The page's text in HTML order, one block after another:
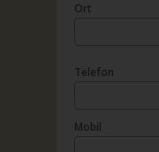
Ort
Telefon
Mobil